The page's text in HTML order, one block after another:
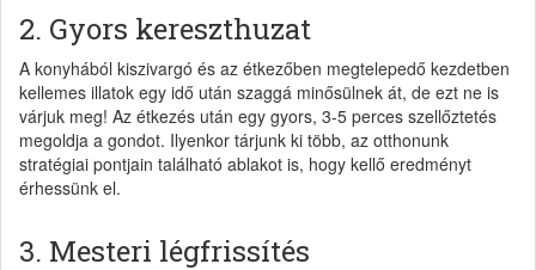
2. Gyors kereszthuzat
A konyhából kiszivargó és az étkezőben megtelepedő kezdetben
kellemes illatok egy idő után szaggá minősülnek át, de ezt ne is
várjuk meg! Az étkezés után egy gyors, 3-5 perces szellőztetés
megoldja a gondot. Ilyenkor tárjunk ki több, az otthonunk
stratégiai pontjain található ablakot is, hogy kellő eredményt
érhessünk el.
3. Mesteri légfrissítés